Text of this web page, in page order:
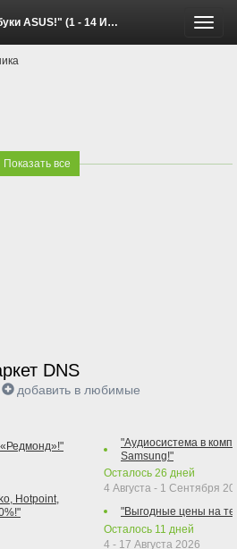
(1 - 14 Июня 2026)
Показать все
DNS
добавить в любимые
Hotpoint,
"Аудиосистема в
Samsung!"
Осталось 26 дней
4 Августа - 1 Сентября
"Выгодные цены на
Осталось 11 дней
4 - 17 Августа 2026